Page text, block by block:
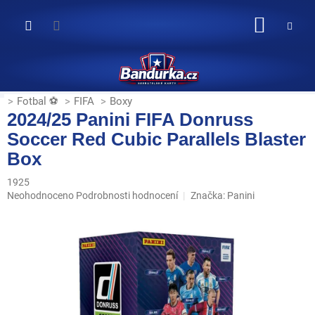
obsah
Fotbal ⚽ FIFA Boxy
2024/25 Panini FIFA Donruss
Soccer Red Cubic Parallels Blaster
Box
1925
Průměrné
Neohodnoceno Podrobnosti hodnocení Značka: Panini